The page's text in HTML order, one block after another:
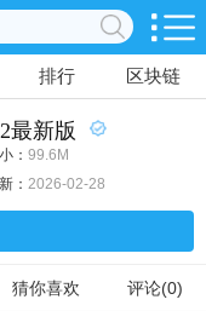
排行 区块链
最新版
： 99.6M
： 2026-02-28
猜你喜欢 评论(0)